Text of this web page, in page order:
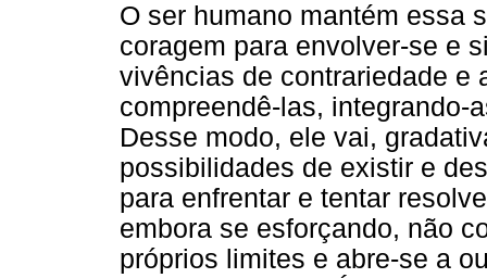
O ser humano mantém essa
coragem para envolver-se e
vivências de contrariedade e
compreendê-las, integrando-
Desse modo, ele vai,
possibilidades de existir e
para enfrentar e tentar
embora se esforçando, não
próprios limites e abre-se a